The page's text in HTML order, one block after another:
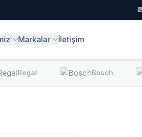
Markalar İletişim
Regal Bosch